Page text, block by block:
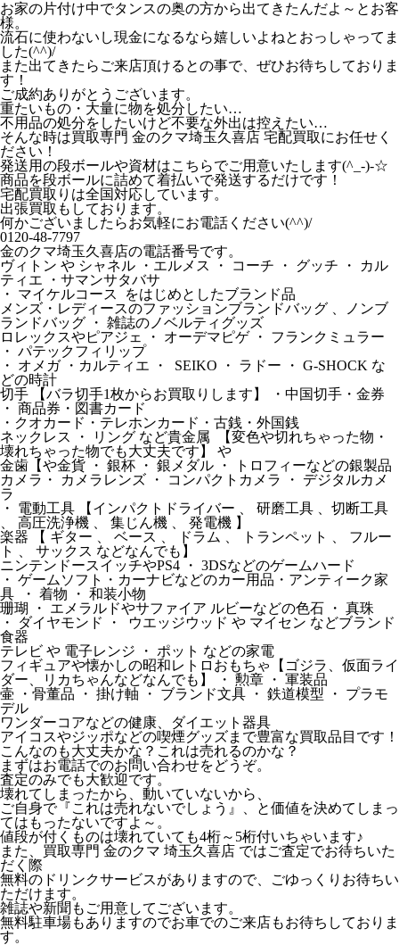
お家の片付け中でタンスの奥の方から出てきたんだよ～とお客
様。
流石に使わないし現金になるなら嬉しいよねとおっしゃってま
した(^^)/
また出てきたらご来店頂けるとの事で、ぜひお待ちしておりま
す！
ご成約ありがとうございます。
重たいもの・大量に物を処分したい…
不用品の処分をしたいけど不要な外出は控えたい…
そんな時は買取専門 金のクマ埼玉久喜店 宅配買取にお任せく
ださい！
発送用の段ボールや資材はこちらでご用意いたします(^_-)-☆
商品を段ボールに詰めて着払いで発送するだけです！
宅配買取りは全国対応しています。
出張買取もしております。
何かございましたらお気軽にお電話ください(^^)/
0120-48-7797
金のクマ埼玉久喜店の電話番号です。
ヴィトン や シャネル ・エルメス ・ コーチ ・ グッチ ・ カル
ティエ ・サマンサタバサ
・ マイケルコース をはじめとしたブランド品
メンズ・レディースのファッションブランドバッグ 、ノンブ
ランドバッグ ・ 雑誌のノベルティグッズ
ロレックスやピアジェ ・ オーデマピゲ ・ フランクミュラー
・ パテックフィリップ
・ オメガ ・カルティエ ・ SEIKO ・ ラドー ・ G-SHOCK な
どの時計
切手 【バラ切手1枚からお買取りします】 ・中国切手・金券
・ 商品券・図書カード
・クオカード・テレホンカード・古銭・外国銭
ネックレス ・ リング など貴金属 【変色や切れちゃった物・
壊れちゃった物でも大丈夫です】 や
金歯【や金貨 ・ 銀杯 ・ 銀メダル ・ トロフィーなどの銀製品
カメラ・ カメラレンズ ・ コンパクトカメラ ・ デジタルカメ
ラ
・ 電動工具 【インパクトドライバー 、 研磨工具 、切断工具
、 高圧洗浄機 、 集じん機 、 発電機 】
楽器 【 ギター 、 ベース 、 ドラム 、 トランペット 、 フルー
ト 、 サックス などなんでも】
ニンテンドースイッチやPS4 ・ 3DSなどのゲームハード
・ ゲームソフト・カーナビなどのカー用品・アンティーク家
具 ・ 着物 ・ 和装小物
珊瑚 ・ エメラルドやサファイア ルビーなどの色石 ・ 真珠
・ ダイヤモンド ・ ウエッジウッド や マイセン などブランド
食器
テレビ や 電子レンジ ・ ポット などの家電
フィギュアや懐かしの昭和レトロおもちゃ【ゴジラ、仮面ライ
ダー、リカちゃんなどなんでも】 ・ 勲章 ・ 軍装品
壷 ・骨董品 ・ 掛け軸 ・ ブランド文具 ・ 鉄道模型 ・ プラモ
デル
ワンダーコアなどの健康、ダイエット器具
アイコスやジッポなどの喫煙グッズまで豊富な買取品目です！
こんなのも大丈夫かな？これは売れるのかな？
まずはお電話でのお問い合わせをどうぞ。
査定のみでも大歓迎です。
壊れてしまったから、動いていないから、
ご自身で『これは売れないでしょう』、と価値を決めてしまっ
てはもったないですよ～。
値段が付くものは壊れていても4桁～5桁付いちゃいます♪
また、買取専門 金のクマ 埼玉久喜店 ではご査定でお待ちいた
だく際
無料のドリンクサービスがありますので、ごゆっくりお待ちい
ただけます。
雑誌や新聞もご用意してございます。
無料駐車場もありますのでお車でのご来店もお待ちしておりま
す。